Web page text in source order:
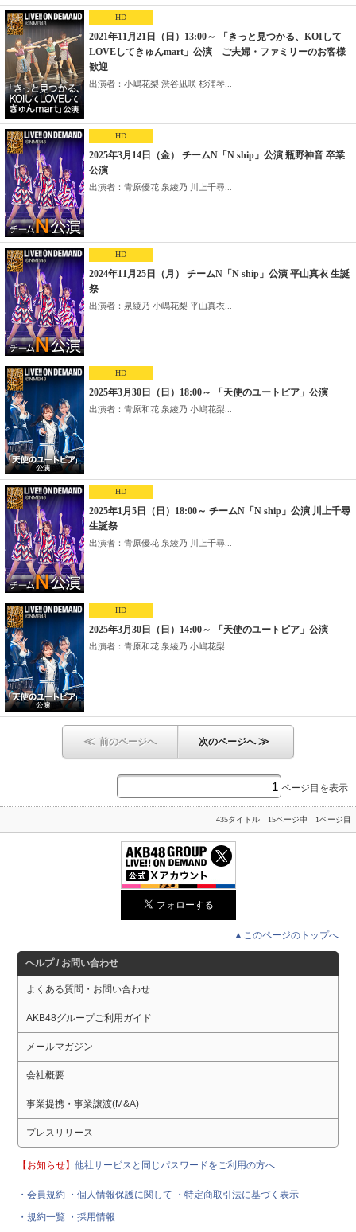
HD
2021年11月21日（日）13:00～ 「きっと見つかる、KOIして
LOVEしてきゅんmart」公演 ご夫婦・ファミリーのお客様
歓迎
出演者：小嶋花梨 渋谷凪咲 杉浦琴...
HD
2025年3月14日（金） チームN「N ship」公演 瓶野神音 卒業
公演
出演者：青原優花 泉綾乃 川上千尋...
HD
2024年11月25日（月） チームN「N ship」公演 平山真衣 生誕
祭
出演者：泉綾乃 小嶋花梨 平山真衣...
HD
2025年3月30日（日）18:00～ 「天使のユートピア」公演
出演者：青原和花 泉綾乃 小嶋花梨...
HD
2025年1月5日（日）18:00～ チームN「N ship」公演 川上千尋
生誕祭
出演者：青原優花 泉綾乃 川上千尋...
HD
2025年3月30日（日）14:00～ 「天使のユートピア」公演
出演者：青原和花 泉綾乃 小嶋花梨...
≪ 前のページへ 次のページへ≫
ページ目を表示
435タイトル 15ページ中 1ページ目
▲このページのトップへ
ヘルプ / お問い合わせ
よくある質問・お問い合わせ
AKB48グループご利用ガイド
メールマガジン
会社概要
事業提携・事業譲渡(M&A)
プレスリリース
【お知らせ】他社サービスと同じパスワードをご利用の方へ
・会員規約 ・個人情報保護に関して
・特定商取引法に基づく表示
・規約一覧 ・採用情報